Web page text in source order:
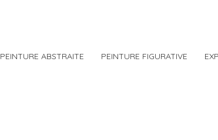
PEINTURE ABSTRAITE PEINTURE FIGURATIVE